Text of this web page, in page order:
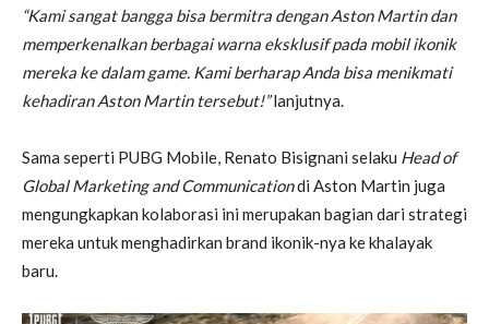
“Kami sangat bangga bisa bermitra dengan Aston Martin dan
memperkenalkan berbagai warna eksklusif pada mobil ikonik
mereka ke dalam game. Kami berharap Anda bisa menikmati
kehadiran Aston Martin tersebut!”lanjutnya.
Sama seperti PUBG Mobile, Renato Bisignani selaku Head of
Global Marketing and Communicationdi Aston Martin juga
mengungkapkan kolaborasi ini merupakan bagian dari strategi
mereka untuk menghadirkan brand ikonik-nya ke khalayak
baru.